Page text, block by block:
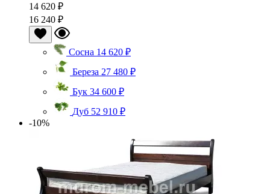
14 620 ₽
16 240 ₽
Сосна 14 620 ₽
Береза 27 480 ₽
Бук 34 600 ₽
Дуб 52 910 ₽
-10%